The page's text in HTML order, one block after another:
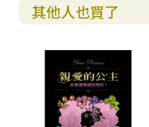
其他人也買了